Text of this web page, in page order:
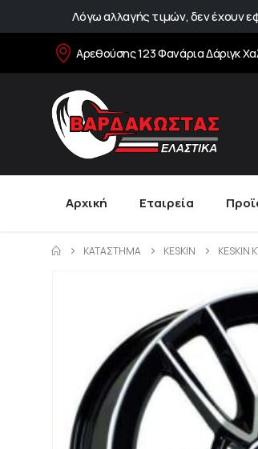
Λόγω αλλαγής τιμών, δεν έχουν
Αρεθούσης 123 Φανάρια Δάριγκ
Αρχική Εταιρεία
ΚΑΤΆΣΤΗΜΑ KESKIN KESKIN